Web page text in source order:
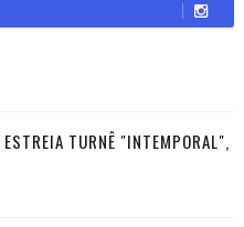
TURNÊ "INTEMPORAL",